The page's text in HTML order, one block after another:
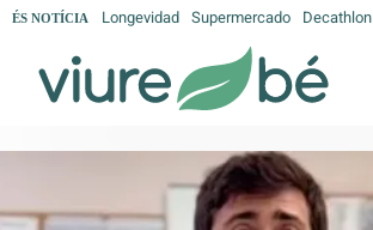
ÉS NOTÍCIA Longevidad Supermercado Decathlon